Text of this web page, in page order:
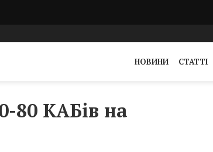
НОВИНИ СТАТТІ
80 КАБів на